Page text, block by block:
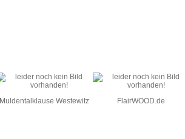
Muldentalklause Westewitz FlairWOOD.de